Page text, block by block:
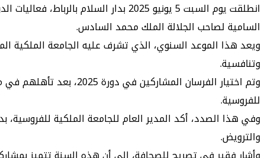
السامية لصاحب الجلالة الملك محمد السادس.
ويعد هذا الموعد السنوي، الذي تشرف عليه الجامعة الملكية
وتنافسية.
وتم اختيار الفرسان
للفروسية.
والترويض.